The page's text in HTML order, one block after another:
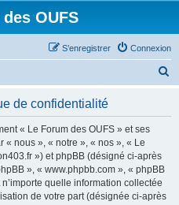
OUFS
Connexion
S’enregistrer
de confidentialité
« Le Forum des OUFS » et ses
nous », « notre », « nos », « Le
») et phpBB (désigné ci-après
», « www.phpbb.com », « phpBB
quelle information collectée
de votre part (désignée ci-après